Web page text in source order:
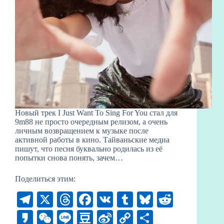
Новый трек I Just Want To Sing For You стал для
9m88 не просто очередным релизом, а очень
личным возвращением к музыке после
активной работы в кино. Тайваньские медиа
пишут, что песня буквально родилась из её
попытки снова понять, зачем…
Поделиться этим:
Te
le
X
T
hr
Fa
ce
V
K
T
u
Bl
K W Li D Si C